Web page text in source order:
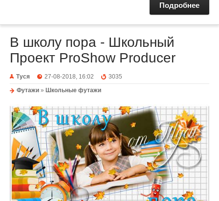
Подробнее
В школу пора - Школьный
Проект ProShow Producer
Туся 27-08-2018, 16:02
3035
Футажи » Школьные футажи